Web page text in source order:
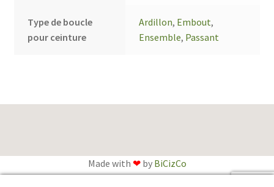
Type de boucle
pour ceinture
Ardillon, Embout,
Ensemble, Passant
Made with ❤by BiCizCo